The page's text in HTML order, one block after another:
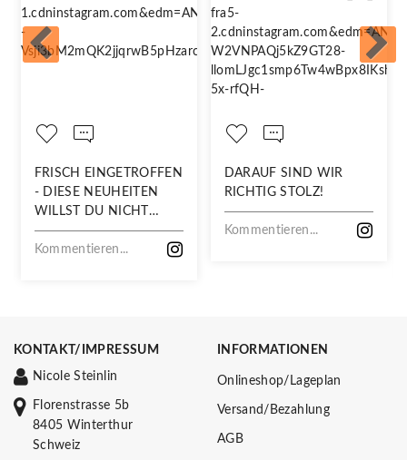
FRISCH EINGETROFFEN
- DIESE NEUHEITEN
WILLST DU NICHT
VERPASSEN!
Kommentieren...
DARAUF SIND WIR
RICHTIG STOLZ!
Kommentieren...
KONTAKT/IMPRESSUM
Nicole Steinlin
Florenstrasse 5b
8405 Winterthur
Schweiz
INFORMATIONEN
Onlineshop/Lageplan
Versand/Bezahlung
AGB